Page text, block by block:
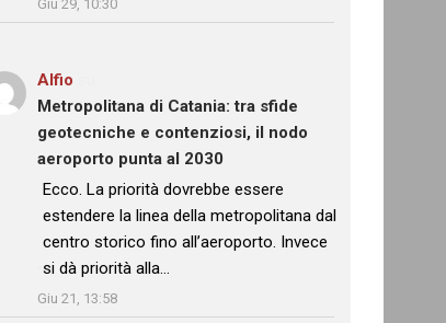
Giu 29, 10:30
Alfio
Metropolitana di Catania: tra sfide
geotecniche e contenziosi, il nodo
aeroporto punta al 2030
: “
Ecco. La priorità dovrebbe essere
estendere la linea della metropolitana dal
centro storico fino all’aeroporto. Invece
si dà priorità alla…
Giu 21, 13:58